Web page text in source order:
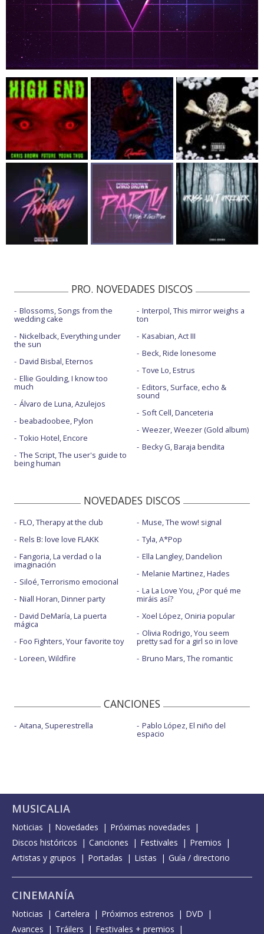
PRO. NOVEDADES DISCOS
Blossoms, Songs from the
wedding cake
Nickelback, Everything under
the sun
David Bisbal, Eternos
Ellie Goulding, I know too
much
Álvaro de Luna, Azulejos
beabadoobee, Pylon
Tokio Hotel, Encore
The Script, The user's guide to
being human
Interpol, This mirror weighs a
ton
Kasabian, Act III
Beck, Ride lonesome
Tove Lo, Estrus
Editors, Surface, echo &
sound
Soft Cell, Danceteria
Weezer, Weezer (Gold album)
Becky G, Baraja bendita
NOVEDADES DISCOS
FLO, Therapy at the club
Rels B: love love FLAKK
Fangoria, La verdad o la
imaginación
Siloé, Terrorismo emocional
Niall Horan, Dinner party
David DeMaría, La puerta
mágica
Foo Fighters, Your favorite toy
Loreen, Wildfire
Muse, The wow! signal
Tyla, A*Pop
Ella Langley, Dandelion
Melanie Martinez, Hades
La La Love You, ¿Por qué me
miráis así?
Xoel López, Oniria popular
Olivia Rodrigo, You seem
pretty sad for a girl so in love
Bruno Mars, The romantic
CANCIONES
Aitana, Superestrella Pablo López, El niño del
espacio
MUSICALIA
Noticias Novedades
Próximas novedades
Discos históricos
Canciones Festivales
Premios
Artistas y grupos
Portadas Listas Guía / directorio
CINEMANÍA
Noticias Cartelera Próximos estrenos
DVD
Avances
Tráilers Festivales + premios